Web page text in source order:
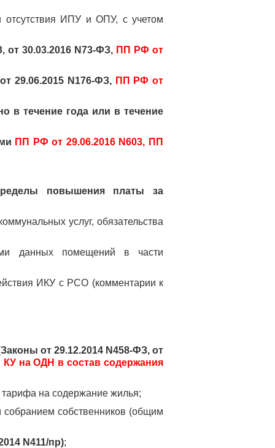
отсутствия ИПУ и ОПУ, с учетом
от 30.03.2016 N73-ФЗ, ПП РФ от
29.06.2015 N176-ФЗ, ПП РФ от
в течение года или в течение
ПП РФ от 29.06.2016 N603, ПП
повышения платы за
услуг, обязательства
данных помещений в части
ИКУ с РСО (комментарии к
Законы от 29.12.2014 N458-ФЗ, от
КУ на ОДН в состав содержания
на содержание жилья;
собственников (общим
N411/пр);